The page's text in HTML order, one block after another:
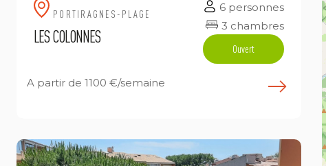
En savoir plus
PORTIRAGNES-PLAGE
LES COLONNES
6 personnes
3 chambres
Ouvert
A partir de 1100 €/semaine